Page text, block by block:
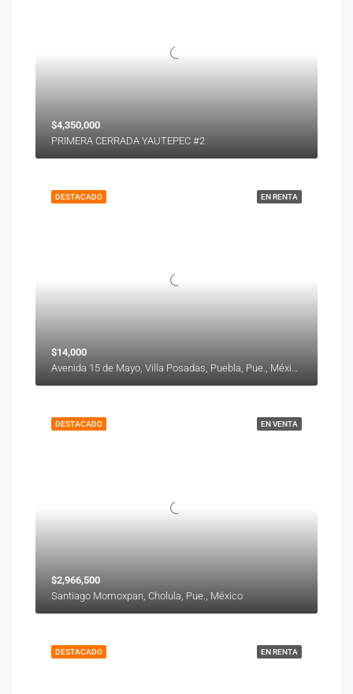
$4,350,000
PRIMERA CERRADA YAUTEPEC #2
EN RENTA
DESTACADO
$14,000
Avenida 15 de Mayo, Villa Posadas, Puebla, Pue., México
EN VENTA
DESTACADO
$2,966,500
Santiago Momoxpan, Cholula, Pue., México
EN RENTA
DESTACADO